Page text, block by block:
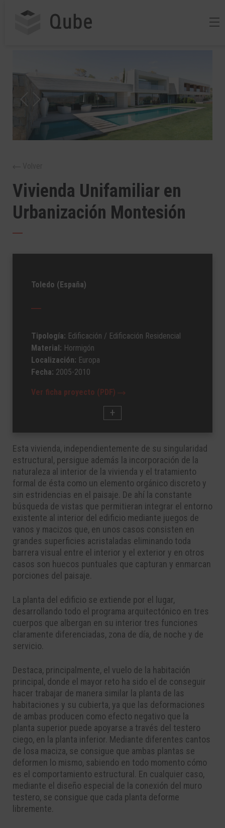
Vivienda Unifamiliar en
Urbanización Montesión
Toledo (España)
Tipología: Edificación / Edificación Residencial
Material: Hormigón
Localización: Europa
Fecha: 2005-2010
Ver ficha proyecto (PDF)
Esta vivienda, independientemente de su singularidad
estructural, persigue además la incorporación de la
naturaleza al interior de la vivienda y el tratamiento
formal de ésta como un elemento orgánico discreto y
sin estridencias en el paisaje. De ahí la constante
búsqueda de vistas que permitieran integrar el entorno
existente al interior del edificio mediante juegos de
vanos y macizos que, en unos casos consisten en
grandes superficies acristaladas eliminando toda
barrera visual entre el interior y el exterior y en otros
casos son huecos puntuales que capturan y enmarcan
porciones del paisaje.
La planta del edificio se extiende por el lugar,
desarrollando todo el programa arquitectónico en tres
cuerpos que albergan en su interior tres funciones
claramente diferenciadas, zona de día, de noche y de
servicio.
Destaca, principalmente, el vuelo de la habitación
principal, donde el mayor reto ha sido el de conseguir
hacer trabajar de manera similar la planta de las
habitaciones y su cubierta, ya que las deformaciones
de ambas producen como efecto negativo que la
planta superior puede apoyarse a través del testero
ciego, en la planta inferior. Mediante diferentes cantos
de losa maciza, se consigue que ambas plantas se
deformen lo mismo, sabiendo en todo momento cómo
es el comportamiento estructural. En cualquier caso,
mediante el diseño especial de la conexión del muro
testero, se consigue que cada planta deforme
libremente.